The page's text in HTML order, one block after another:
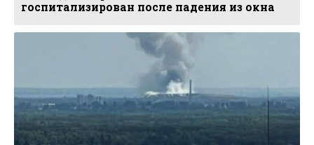
госпитализирован после падения из окна